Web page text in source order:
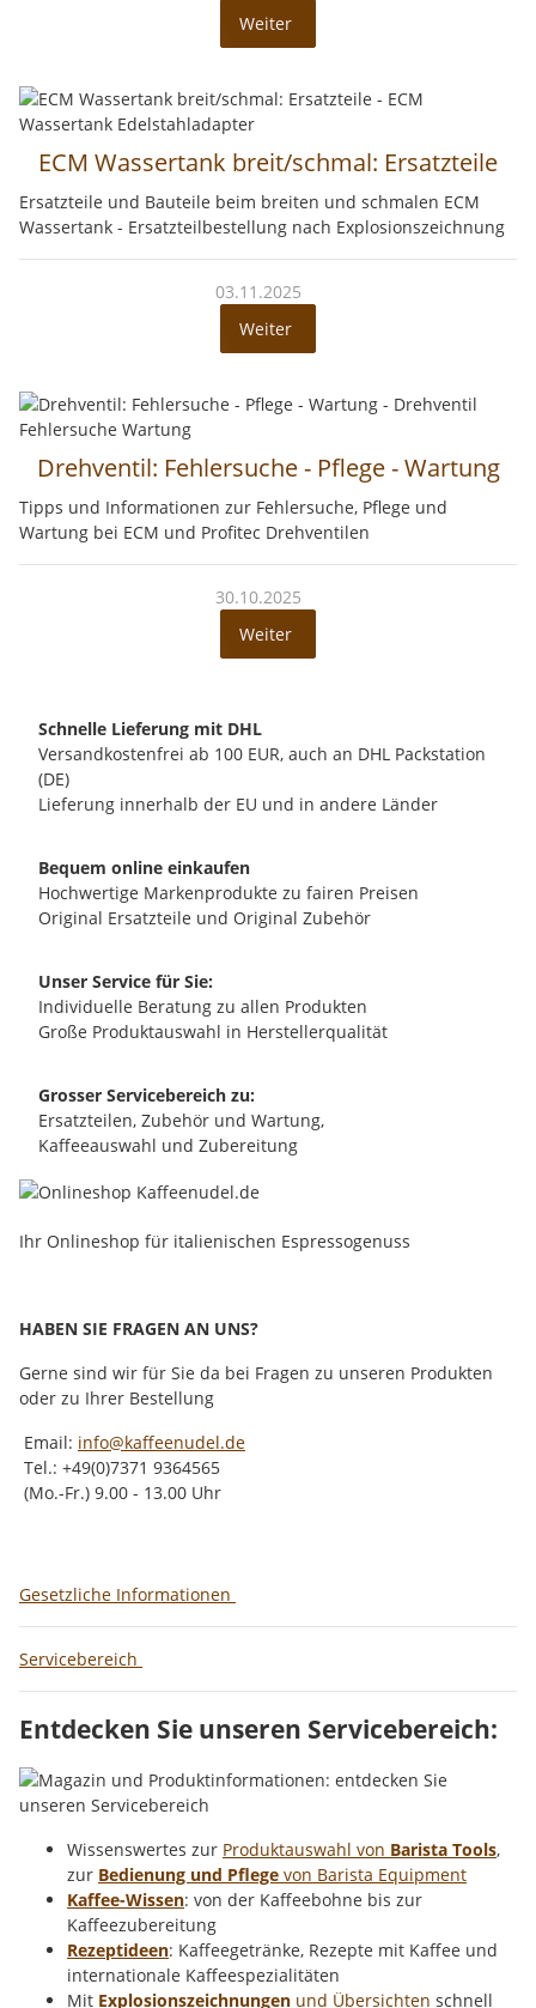
Weiter
ECM Wassertank breit/schmal: Ersatzteile
Ersatzteile und Bauteile beim breiten und schmalen ECM
Wassertank - Ersatzteilbestellung nach Explosionszeichnung
03.11.2025
Weiter
Drehventil: Fehlersuche - Pflege - Wartung
Tipps und Informationen zur Fehlersuche, Pflege und
Wartung bei ECM und Profitec Drehventilen
30.10.2025
Weiter
Schnelle Lieferung mit DHL
Versandkostenfrei ab 100 EUR, auch an DHL Packstation
(DE)
Lieferung innerhalb der EU und in andere Länder
Bequem online einkaufen
Hochwertige Markenprodukte zu fairen Preisen
Original Ersatzteile und Original Zubehör
Unser Service für Sie:
Individuelle Beratung zu allen Produkten
Große Produktauswahl in Herstellerqualität
Grosser Servicebereich zu:
Ersatzteilen, Zubehör und Wartung,
Kaffeeauswahl und Zubereitung
Ihr Onlineshop für italienischen Espressogenuss
HABEN SIE FRAGEN AN UNS?
Gerne sind wir für Sie da bei Fragen zu unseren Produkten
oder zu Ihrer Bestellung
Email: info@kaffeenudel.de
Tel.: +49(0)7371 9364565
(Mo.-Fr.) 9.00 - 13.00 Uhr
Gesetzliche Informationen
Servicebereich
Entdecken Sie unseren Servicebereich:
Wissenswertes zur Produktauswahl von Barista Tools,
zur Bedienung und Pflege von Barista Equipment
Kaffee-Wissen: von der Kaffeebohne bis zur
Kaffeezubereitung
Rezeptideen: Kaffeegetränke, Rezepte mit Kaffee und
internationale Kaffeespezialitäten
Mit Explosionszeichnungen und Übersichten schnell